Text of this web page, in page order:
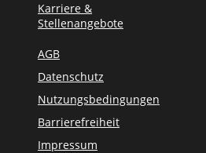
Karriere &
Stellenangebote
AGB
Datenschutz
Nutzungsbedingungen
Barrierefreiheit
Impressum